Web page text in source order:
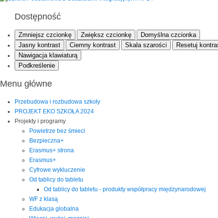
Dostępność
Zmniejsz czcionkę Zwiększ czcionkę
Domyślna czcionka
Jasny kontrast
Ciemny kontrast Skala szarości
Resetuj
Nawigacja klawiaturą
Podkreślenie
Menu główne
Przebudowa i rozbudowa szkoły
PROJEKT EKO SZKOŁA 2024
Projekty i programy
Powietrze bez śmieci
Bezpieczna+
Erasmus+ strona
Erasmus+
Cyfrowe wykluczenie
Od tablicy do tabletu
Od tablicy do tabletu - produkty współpracy międzynarodowej
WF z klasą
Edukacja globalna